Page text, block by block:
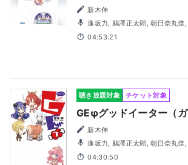
新木伸
逢坂力, 鵜澤正太郎, 朝日奈丸佳, 本泉莉奈, 福緒唯, 水野
亜美, 浜崎七海, 高木美佑, 阿保まり
04:53:21
聴き放題対象 チケット対象
GEφグッドイーター（ガ
新木伸
逢坂力, 鵜澤正太郎, 朝日奈丸佳, 本泉莉奈, 福緒唯, 水野
亜美
04:30:50